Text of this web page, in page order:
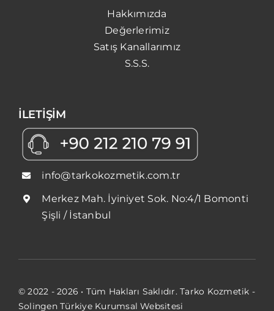
Hakkımızda
Değerlerimiz
Satış Kanallarımız
S.S.S.
İLETİŞİM
info@tarkokozmetik.com.tr
Merkez Mah. İyiniyet Sok. No:4/1 Bomonti
Şişli / İstanbul
© 2022 - 2026 • Tüm Hakları Saklıdır. Tarko Kozmetik -
Solingen Türkiye Kurumsal Websitesi